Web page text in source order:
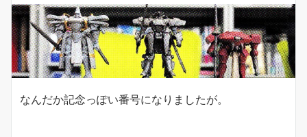
なんだか記念っぽい番号になりましたが。